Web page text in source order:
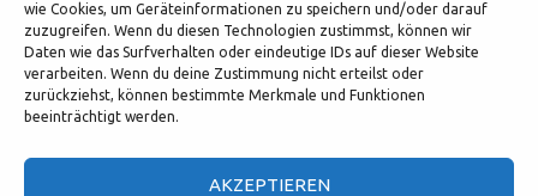
wie Cookies, um Geräteinformationen zu speichern und/oder darauf
zuzugreifen. Wenn du diesen Technologien zustimmst, können wir
Daten wie das Surfverhalten oder eindeutige IDs auf dieser Website
verarbeiten. Wenn du deine Zustimmung nicht erteilst oder
zurückziehst, können bestimmte Merkmale und Funktionen
beeinträchtigt werden.
AKZEPTIEREN
Diese Webseite enthält Inhalte und Medien, die ganz oder
teilweise KI-unterstützt erstellt oder bearbeitet wurden.
nicht ausdrücklich anders gekennzeichnet – ausschließlich